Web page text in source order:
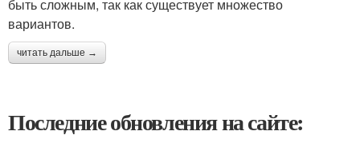
быть сложным, так как существует множество
вариантов.
читать дальше →
Последние обновления на сайте: